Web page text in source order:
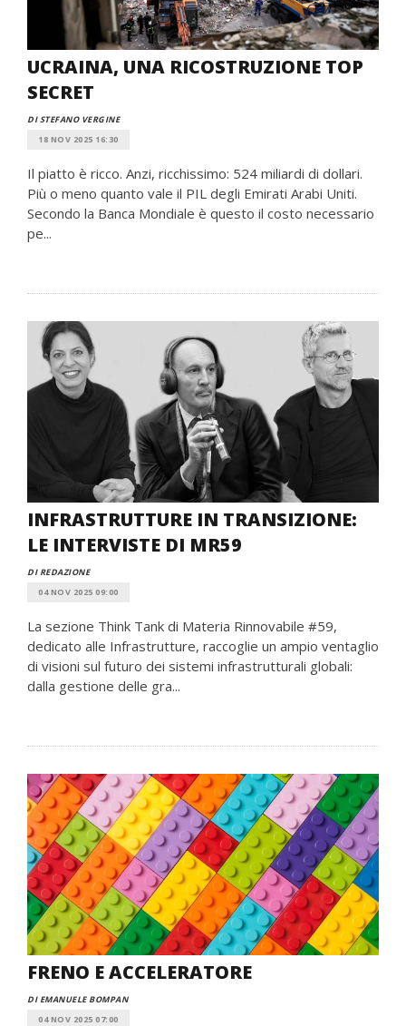
UCRAINA, UNA RICOSTRUZIONE TOP
SECRET
DI STEFANO VERGINE
18 NOV 2025 16:30
Il piatto è ricco. Anzi, ricchissimo: 524 miliardi di dollari.
Più o meno quanto vale il PIL degli Emirati Arabi Uniti.
Secondo la Banca Mondiale è questo il costo necessario
pe...
INFRASTRUTTURE IN TRANSIZIONE:
LE INTERVISTE DI MR59
DI REDAZIONE
04 NOV 2025 09:00
La sezione Think Tank di Materia Rinnovabile #59,
dedicato alle Infrastrutture, raccoglie un ampio ventaglio
di visioni sul futuro dei sistemi infrastrutturali globali:
dalla gestione delle gra...
FRENO E ACCELERATORE
DI EMANUELE BOMPAN
04 NOV 2025 07:00